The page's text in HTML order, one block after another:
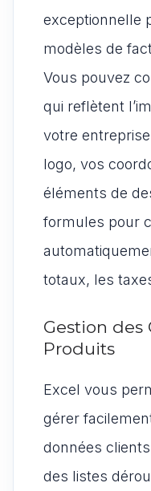
exceptionnelle
modèles de
Vous pouvez
qui reflètent
votre
logo, vos
éléments de
formules pour
totaux, les
Gestion des
Produits
Excel vous
gérer
données
des listes